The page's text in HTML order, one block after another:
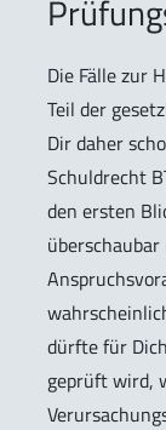
Die Fälle zur
Teil der
Dir daher
Schuldrecht
den ersten
dürfte für
geprüft wird,